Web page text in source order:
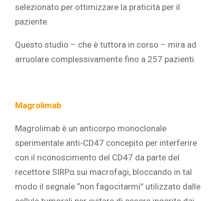
selezionato per ottimizzare la praticità per il
paziente.
Questo studio – che è tuttora in corso – mira ad
arruolare complessivamente fino a 257 pazienti.
Magrolimab
Magrolimab è un anticorpo monoclonale
sperimentale anti-CD47 concepito per interferire
con il riconoscimento del CD47 da parte del
recettore SIRPα sui macrofagi, bloccando in tal
modo il segnale “non fagocitarmi” utilizzato dalle